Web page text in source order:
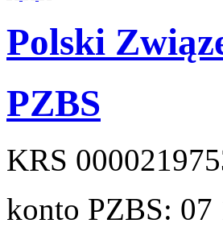
Polski
PZBS
KRS
konto PZBS: 07